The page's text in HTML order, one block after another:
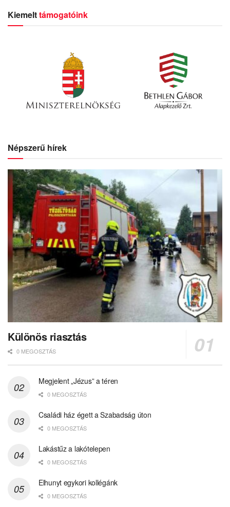
Kiemelttámogatóink
Népszerű hírek
Különös riasztás
0 MEGOSZTÁS
Megjelent „Jézus” a téren
0 MEGOSZTÁS
Családi ház égett a Szabadság úton
0 MEGOSZTÁS
Lakástűz a lakótelepen
0 MEGOSZTÁS
Elhunyt egykori kollégánk
0 MEGOSZTÁS